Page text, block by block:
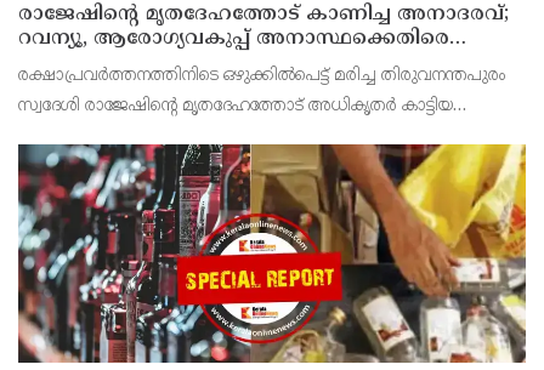
രാജേഷിന്റെ മൃതദേഹത്തോട് കാണിച്ച അനാദരവ്;
റവന്യൂ, ആരോഗ്യവകുപ്പ് അനാസ്ഥക്കെതിരെ
കടുത്ത നടപടി വേണം; ഡിവൈഎഫ്ഐ
ശക്തമായ പ്രതിഷേധത്തിലേക്ക്
രക്ഷാപ്രവർത്തനത്തിനിടെ ഒഴുക്കിൽപെട്ട് മരിച്ച തിരുവനന്തപുരം
സ്വദേശി രാജേഷിന്റെ മൃതദേഹത്തോട് അധികൃതർ കാട്ടിയ
കണ്ണൂർ ജില്ലാ സെക്രട്ടറിയേറ്റ് ശക്തമായി പ്രതിഷേധിക്ക